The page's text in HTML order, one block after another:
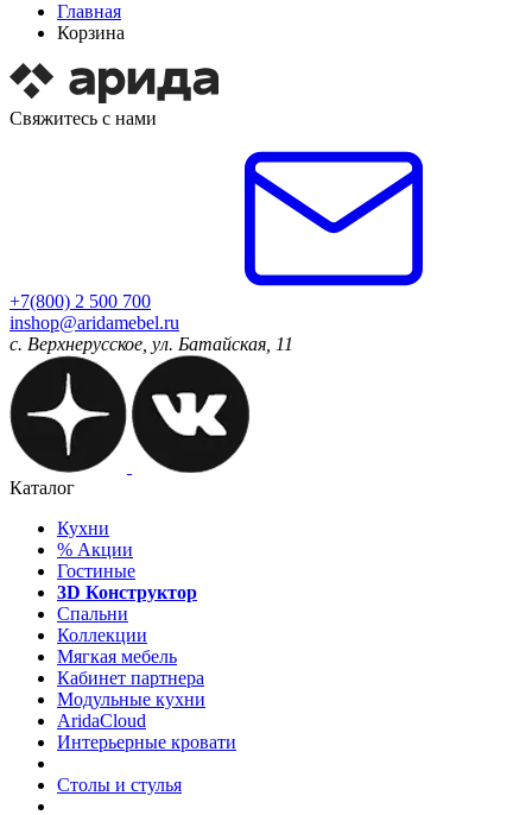
Главная
Корзина
Свяжитесь с нами
+7(800) 2 500 700
inshop@aridamebel.ru
с. Верхнерусское, ул. Батайская, 11
Каталог
Кухни
% Акции
Гостиные
3D Конструктор
Спальни
Коллекции
Мягкая мебель
Кабинет партнера
Модульные кухни
AridaCloud
Интерьерные кровати
Столы и стулья